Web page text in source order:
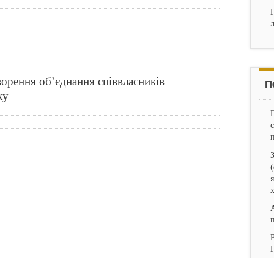
об’єднання співвласників